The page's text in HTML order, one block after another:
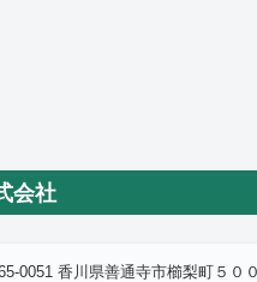
会社
0051 香川県善通寺市櫛梨町５０